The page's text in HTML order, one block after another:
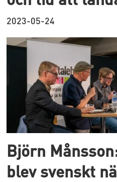
2023-05-24
Björn
blev svenskt